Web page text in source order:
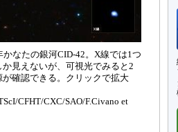
かなたの銀河CID-42。X線では1つ
か見えないが、可視光でみると2
が確認できる。クリックで拡大
CFHT/CXC/SAO/F.Civano et